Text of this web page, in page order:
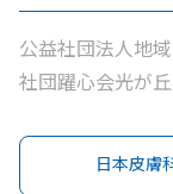
公益社団法人地
社団躍心会光が
日本皮膚